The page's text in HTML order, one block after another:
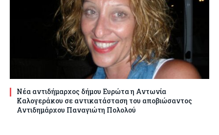
Νέα αντιδήμαρχος δήμου Ευρώτα η Αντωνία
Καλογεράκου σε αντικατάσταση του αποβιώσαντος
Αντιδημάρχου Παναγιώτη Πολολού